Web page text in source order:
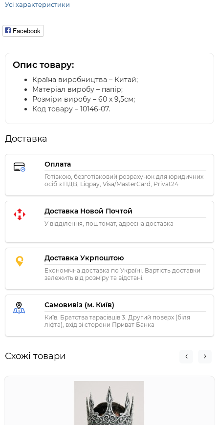
Усі характеристики
Facebook
Опис товару:
Країна виробництва – Китай;
Матеріал виробу – папір;
Розміри виробу – 60 х 9,5см;
Код товару – 10146-07.
Доставка
Оплата
Готівкою, безготівковий розрахунок для юридичних
осіб з ПДВ, Liqpay, Visa/MasterCard, Privat24
Доставка Новой Почтой
У відділення, поштомат, адресна доставка
Доставка Укрпоштою
Економічна доставка по Україні. Вартість доставки
залежить від розміру та відстані.
Самовивіз (м. Київ)
Київ. Братства тарасівців 3. Другий поверх (біля
ліфта), вхід зі сторони Приват Банка
Схожі товари